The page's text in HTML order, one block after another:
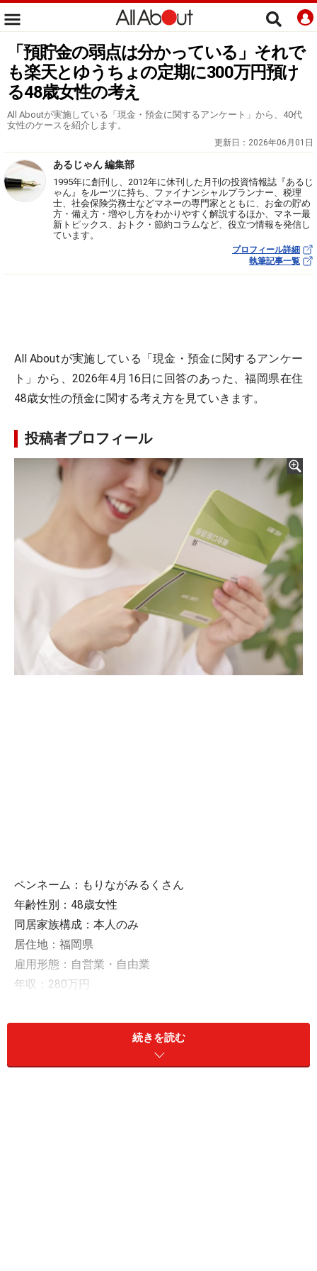
「預貯金の弱点は分かっている」それで
も楽天とゆうちょの定期に300万円預け
る48歳女性の考え
All Aboutが実施している「現金・預金に関するアンケート」から、40代
女性のケースを紹介します。
更新日： 2026年06月01日
あるじゃん 編集部
1995年に創刊し、2012年に休刊した月刊の投資情報誌『あるじ
ゃん』をルーツに持ち、ファイナンシャルプランナー、税理
士、社会保険労務士などマネーの専門家とともに、お金の貯め
方・備え方・増やし方をわかりやすく解説するほか、マネー最
新トピックス、おトク・節約コラムなど、役立つ情報を発信し
ています。
プロフィール詳細
執筆記事一覧
All Aboutが実施している「現金・預金に関するアンケー
ト」から、2026年4月16日に回答のあった、福岡県在住
48歳女性の預金に関する考え方を見ていきます。
投稿者プロフィール
ペンネーム：もりながみるくさん
年齢性別：48歳女性
同居家族構成：本人のみ
居住地：福岡県
雇用形態：自営業・自由業
年収：280万円
リスク資産：700万円
「ゆうちょ銀行と楽天銀行の定期預金に計
続きを読む